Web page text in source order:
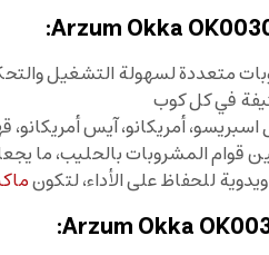
متعددة لسهولة التشغيل
قوام المشروبات بالحليب، ما
للحفاظ على الأداء، لتكون